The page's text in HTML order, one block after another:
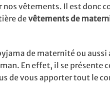
nos vêtements. Il est donc
devêtements de
de maternité ou
En effet, il se présente
de vous apporter tout le